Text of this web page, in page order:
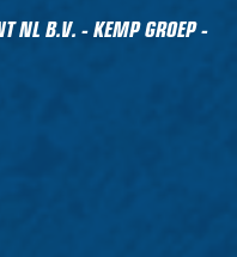
NL B.V. - KEMP GROEP -